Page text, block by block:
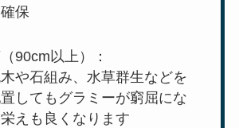
保
90cm以上）：
や石組み、水草群生などを
してもグラミーが窮屈にな
えも良くなります